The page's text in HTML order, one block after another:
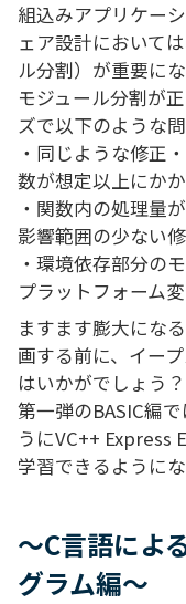
組込みアプリケー
ェア設計において
ル分割）が重要にな
モジュール分割が
ズで以下のような
・同じような修正
数が想定以上にかか
・関数内の処理量
影響範囲の少ない
・環境依存部分の
プラットフォーム
ますます膨大にな
画する前に、イー
はいかがでしょう？
第一弾のBASIC編
うにVC++
学習できるようにな
～C言語によ
グラム編～